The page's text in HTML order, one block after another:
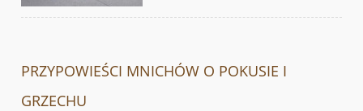
PRZYPOWIEŚCI MNICHÓW O POKUSIE I
GRZECHU